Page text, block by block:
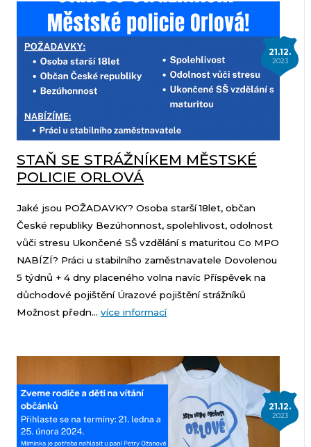
21.12.
2023
STAŇ SE STRÁŽNÍKEM MĚSTSKÉ
POLICIE ORLOVÁ
Jaké jsou POŽADAVKY? Osoba starší 18let, občan
České republiky Bezúhonnost, spolehlivost, odolnost
vůči stresu Ukončené SŠ vzdělání s maturitou Co MPO
NABÍZÍ? Práci u stabilního zaměstnavatele Dovolenou
5 týdnů + 4 dny placeného volna navíc Příspěvek na
důchodové pojištění Úrazové pojištění strážníků
Možnost předn... více informací
21.12.
2023